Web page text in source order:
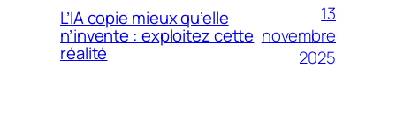
L’IA copie mieux qu’elle
n’invente : exploitez cette
réalité
13
novembre
2025